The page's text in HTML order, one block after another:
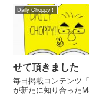
Daily Choppy！
せて頂きました
毎日掲載コンテンツ
が新たに知り合った